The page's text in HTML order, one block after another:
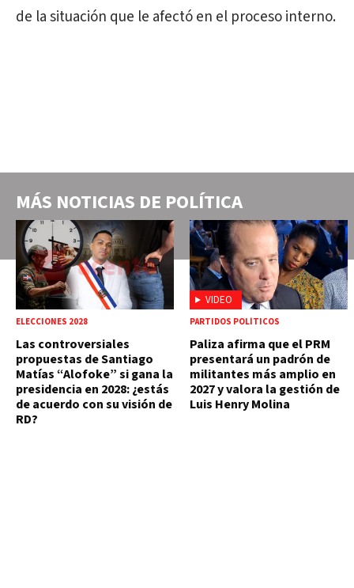
de la situación que le afectó en el proceso interno.
MÁS NOTICIAS DE POLÍTICA
ELECCIONES 2028
Las controversiales
propuestas de Santiago
Matías “Alofoke” si gana la
presidencia en 2028: ¿estás
de acuerdo con su visión de
RD?
VIDEO
PARTIDOS POLÍTICOS
Paliza afirma que el PRM
presentará un padrón de
militantes más amplio en
2027 y valora la gestión de
Luis Henry Molina